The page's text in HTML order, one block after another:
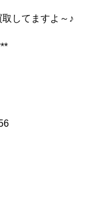
してますよ～♪